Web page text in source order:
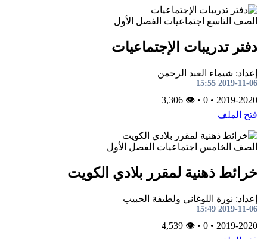
الصف التاسع اجتماعيات الفصل الأول
دفتر تدريبات الإجتماعيات
إعداد: شيماء العبد الرحمن
2019-11-06 15:55
2019-2020
•
0
•
👁 3,306
فتح الملف
الصف الخامس اجتماعيات الفصل الأول
خرائط ذهنية لمقرر بلادي الكويت
إعداد: نورة اللوغاني ولطيفة الحبيب
2019-11-06 15:49
2019-2020
•
0
•
👁 4,539